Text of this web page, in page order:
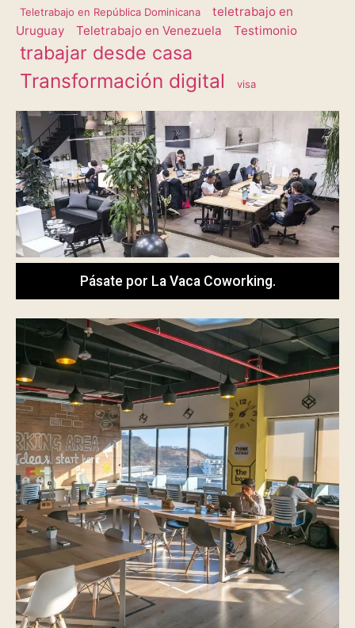
Teletrabajo en República Dominicana
teletrabajo en
Uruguay
Teletrabajo en Venezuela Testimonio
trabajar desde casa
Transformación digital visa
Pásate por La Vaca Coworking.